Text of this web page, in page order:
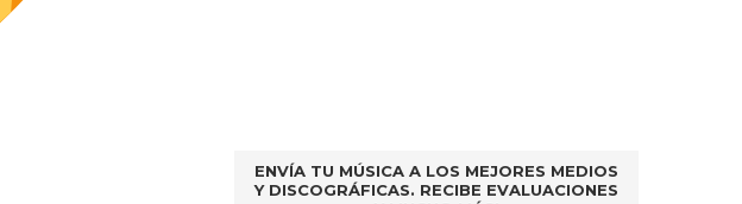
ENVÍA TU MÚSICA A LOS MEJORES MEDIOS
Y DISCOGRÁFICAS. RECIBE EVALUACIONES